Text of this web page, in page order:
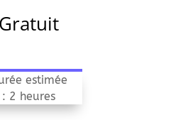
Gratuit
estimée
: 2 heures